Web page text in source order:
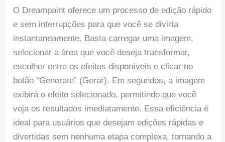
O Dreampaint oferece um processo de edição rápido
e sem interrupções para que você se divirta
instantaneamente. Basta carregar uma imagem,
selecionar a área que você deseja transformar,
escolher entre os efeitos disponíveis e clicar no
botão “Generate” (Gerar). Em segundos, a imagem
exibirá o efeito selecionado, permitindo que você
veja os resultados imediatamente. Essa eficiência é
ideal para usuários que desejam edições rápidas e
divertidas sem nenhuma etapa complexa, tornando a